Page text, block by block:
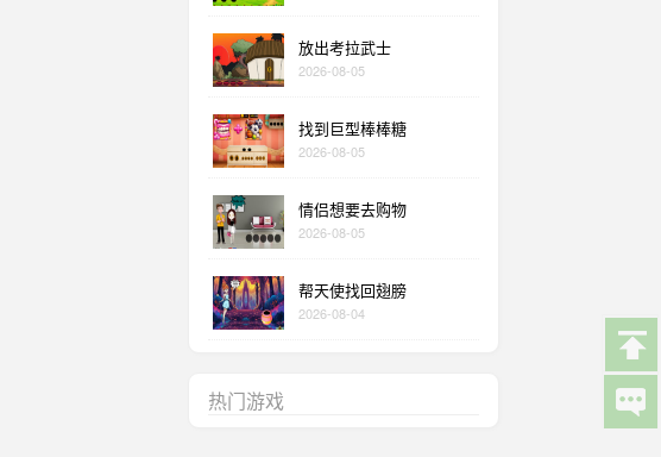
放出考拉武士
2026-08-05
找到巨型棒棒糖
2026-08-05
情侣想要去购物
2026-08-05
帮天使找回翅膀
2026-08-04
热门游戏